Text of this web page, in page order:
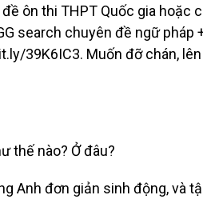
ôn thi THPT Quốc gia hoặc
search chuyên đề ngữ
39K6IC3. Muốn đỡ chán,
thế nào? Ở đâu?
Anh đơn giản sinh động, và